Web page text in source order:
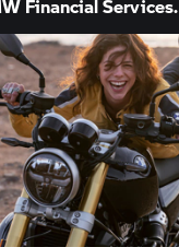
Financial Services.